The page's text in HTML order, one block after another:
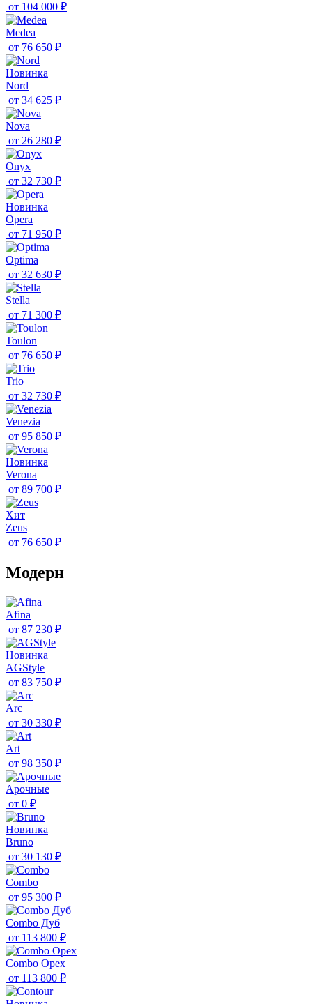
от 104 000 ₽
Medea
от 76 650 ₽
Новинка
Nord
от 34 625 ₽
Nova
от 26 280 ₽
Onyx
от 32 730 ₽
Новинка
Opera
от 71 950 ₽
Optima
от 32 630 ₽
Stella
от 71 300 ₽
Toulon
от 76 650 ₽
Trio
от 32 730 ₽
Venezia
от 95 850 ₽
Новинка
Verona
от 89 700 ₽
Хит
Zeus
от 76 650 ₽
Модерн
Afina
от 87 230 ₽
Новинка
AGStyle
от 83 750 ₽
Arc
от 30 330 ₽
Art
от 98 350 ₽
Aрочные
от 0 ₽
Новинка
Bruno
от 30 130 ₽
Combo
от 95 300 ₽
Combo Дуб
от 113 800 ₽
Combo Орех
от 113 800 ₽